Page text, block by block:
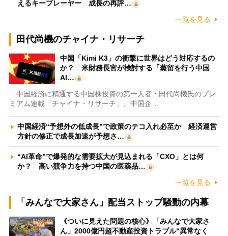
えるキープレーヤー 成長の再評…
一覧を見る
田代尚機のチャイナ・リサーチ
中国「Kimi K3」の衝撃に世界はどう対応するの
か？ 米財務長官が検討する「蒸留を行う中国
AI…
中国経済に精通する中国株投資の第一人者・田代尚機氏のプレ
ミアム連載「チャイナ・リサーチ」。中国企…
中国経済“予想外の低成長”で政策のテコ入れ必至か 経済運営
方針の修正で成長加速が予想さ…
“AI革命”で爆発的な需要拡大が見込まれる「CXO」とは何
か？ 高い競争力を持つ中国の医薬品…
一覧を見る
「みんなで大家さん」配当ストップ騒動の内幕
《ついに見えた問題の核心》「みんなで大家さ
ん」2000億円超不動産投資トラブル“異常なく